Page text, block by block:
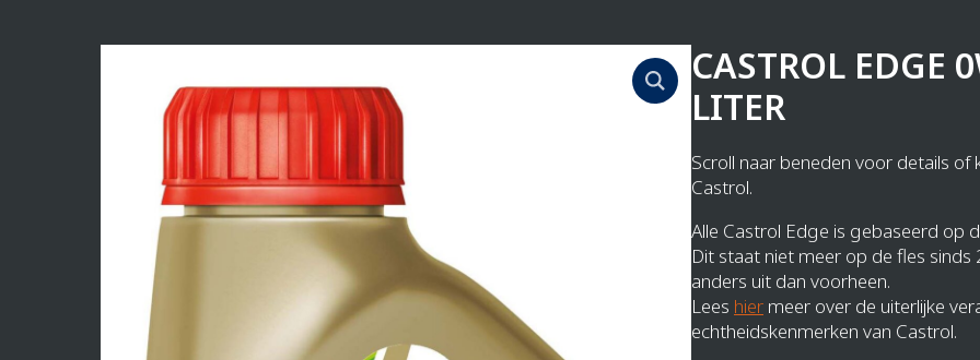
CASTROL EDGE
LITER
Scroll naar beneden voor details of
Castrol.
Alle Castrol Edge is gebaseerd op
Dit staat niet meer op de fles
anders uit dan voorheen.
Lees hier meer over de uiterlijke
echtheidskenmerken van Castrol.